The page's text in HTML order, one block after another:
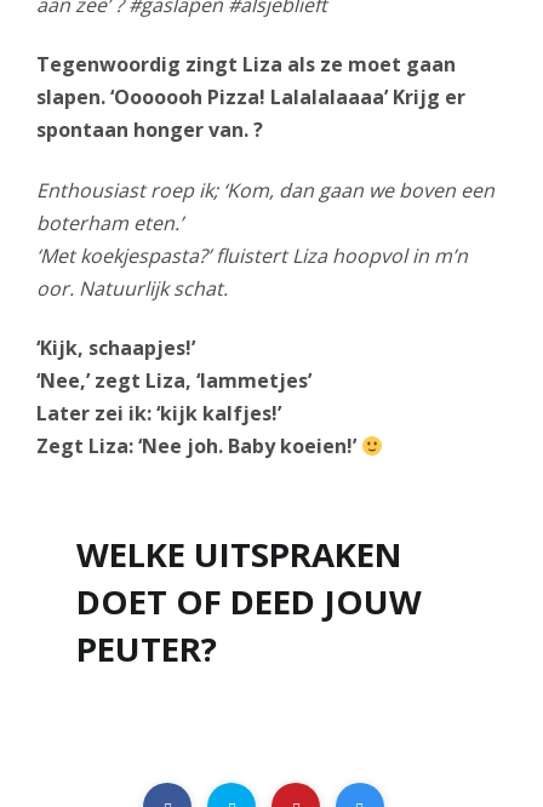
Tegenwoordig zingt Liza als ze moet gaan
slapen. ‘Ooooooh Pizza! Lalalalaaaa’ Krijg er
spontaan honger van. ?
Enthousiast roep ik; ‘Kom, dan gaan we boven een
boterham eten.’
‘Met koekjespasta?’ fluistert Liza hoopvol in m’n
oor. Natuurlijk schat.
‘Kijk, schaapjes!’
‘Nee,’ zegt Liza, ‘lammetjes’
Later zei ik: ‘kijk kalfjes!’
Zegt Liza: ‘Nee joh. Baby koeien!’
WELKE UITSPRAKEN
DOET OF DEED JOUW
PEUTER?